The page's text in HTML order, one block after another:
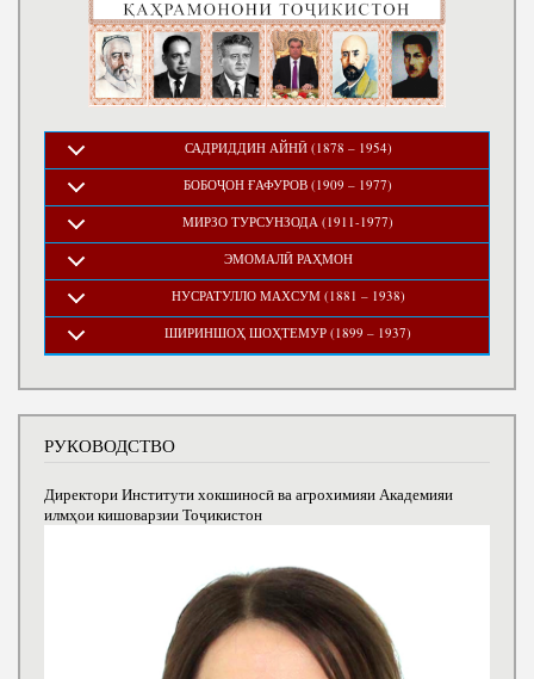
САДРИДДИН АЙНӢ (1878 – 1954)
БОБОҶОН ҒАФУРОВ (1909 – 1977)
МИРЗО ТУРСУНЗОДА (1911-1977)
ЭМОМАЛӢ РАҲМОН
НУСРАТУЛЛО МАХСУМ (1881 – 1938)
ШИРИНШОҲ ШОҲТЕМУР (1899 – 1937)
РУКОВОДСТВО
Директори Институти хокшиносӣ ва агрохимияи Академияи
илмҳои кишоварзии Тоҷикистон